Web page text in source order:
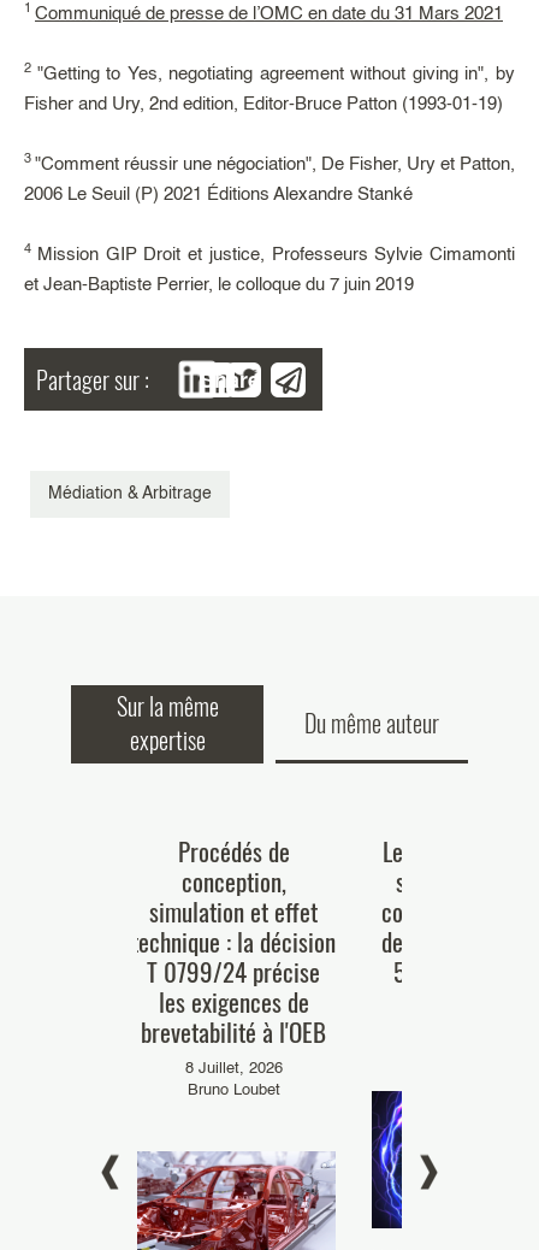
1 Communiqué de presse de l’OMC en date du 31 Mars 2021
2 "Getting to Yes, negotiating agreement without giving in", by
Fisher and Ury, 2nd edition, Editor-Bruce Patton (1993-01-19)
3 "Comment réussir une négociation", De Fisher, Ury et Patton,
2006 Le Seuil (P) 2021 Éditions Alexandre Stanké
4 Mission GIP Droit et justice, Professeurs Sylvie Cimamonti
et Jean-Baptiste Perrier, le colloque du 7 juin 2019
Partager sur : Share
Médiation & Arbitrage
Sur la même
expertise
Du même auteur
Procédés de
conception,
simulation et effet
technique : la décision
T 0799/24 précise
les exigences de
brevetabilité à l'OEB
8 Juillet, 2026
Bruno Loubet
Le plasma est-il
substance ou
composition au
des articles
54(5) de la